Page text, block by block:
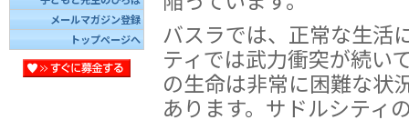
メールマガジン登録
トップページへ
バスラでは、正常な生活
ティでは武力衝突が続い
の生命は非常に困難な状
あります。サドルシティ